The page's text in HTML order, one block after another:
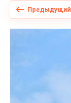
Предыдущий